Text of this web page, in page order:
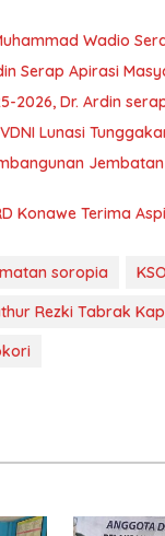
Wadio
Serap Apirasi
2026, Dr. Ardin
Lunasi
Konawe Terima
soropia
Rezki Tabrak